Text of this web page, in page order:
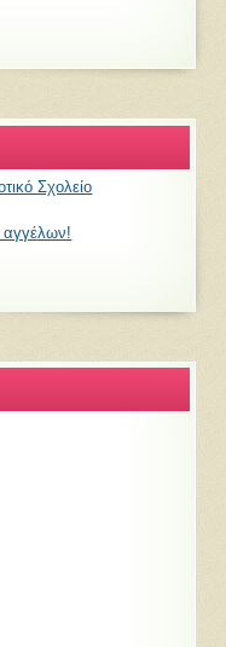
Σχολείο
αγγέλων!